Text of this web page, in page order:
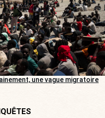
une vague migratoire